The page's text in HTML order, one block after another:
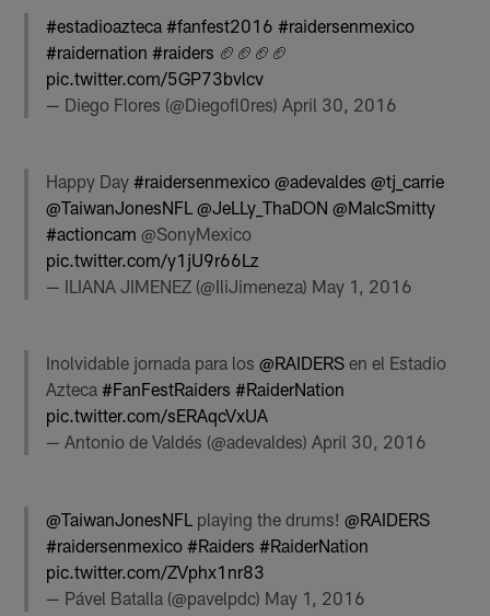
#estadioazteca #fanfest2016 #raidersenmexico
#raidernation #raiders 🏈🏈🏈🏈
pic.twitter.com/5GP73bvlcv
— Diego Flores (@Diegofl0res) April 30, 2016
Happy Day#raidersenmexico @adevaldes @tj_carrie
@TaiwanJonesNFL @JeLLy_ThaDON @MalcSmitty
#actioncam @SonyMexico
pic.twitter.com/y1jU9r66Lz
— ILIANA JIMENEZ (@IliJimeneza) May 1, 2016
Inolvidable jornada para los@RAIDERS en el Estadio
Azteca#FanFestRaiders #RaiderNation
pic.twitter.com/sERAqcVxUA
— Antonio de Valdés (@adevaldes)April 30, 2016
@TaiwanJonesNFL playing the drums!@RAIDERS
#raidersenmexico #Raiders #RaiderNation
pic.twitter.com/ZVphx1nr83
— Pável Batalla (@pavelpdc) May 1, 2016